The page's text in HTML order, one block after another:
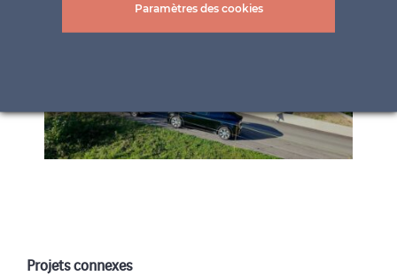
Projets connexes
Paramètres des cookies